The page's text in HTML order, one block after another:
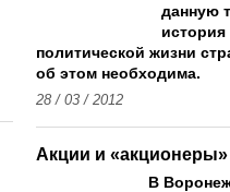
данную
политической жизни
об этом необходима.
28 / 03 / 2012
Акции и «акционеры»
В